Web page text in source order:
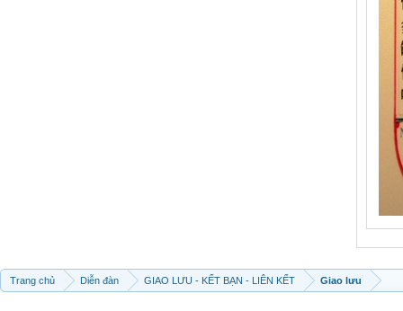
Trang chủ Diễn đàn GIAO LƯU - KẾT BẠN - LIÊN KẾT Giao lưu